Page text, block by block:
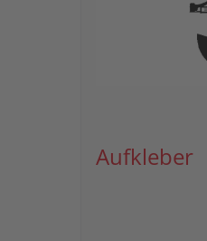
Aufkleber